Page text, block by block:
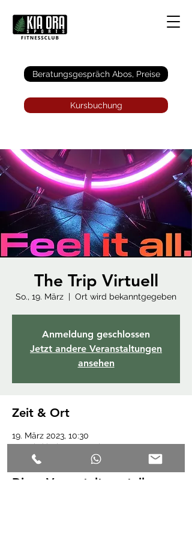
Beratungsgespräch Abos, Preise
Kursbuchung
The Trip Virtuell
So., 19. März
  |
Ort wird bekanntgegeben
Anmeldung geschlossen
Jetzt andere Veranstaltungen
ansehen
Zeit & Ort
19. März 2023, 10:30
Ort wird bekanntgegeben
Diese Veranstaltung teilen